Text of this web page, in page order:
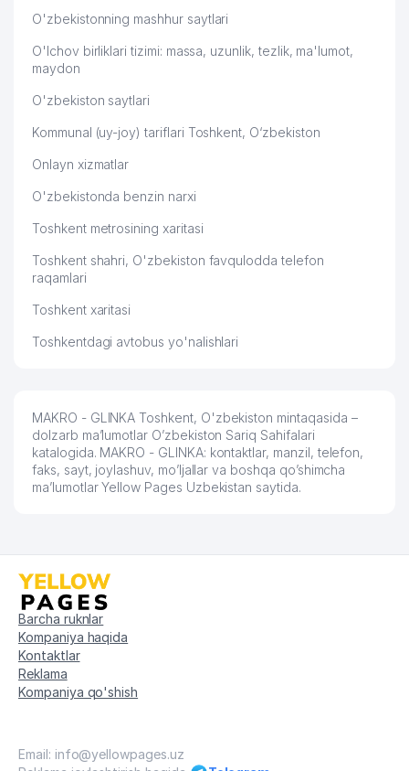
49 ATLANTIDA TRAVEL MChJ
50 ASIA SPECIAL TOURS MChJ 319 м
51 VALSTATEX MChJ
52 TIBBIY TEXNOLOGIYALAR MChJ
53 EURASIAN CARRIER MChJ
GLENGO TECHNOLOGY TICARET
55
TRUE ENGINEERING SUPERVISION
MChJ
327 м
56 INLINE SYSTEM MChJ
57 BASTION SYSTEM MChJ
59 ASTRAIA MANAGEMENT MChJ 339 м
60 UBI CONSULTING MChJ 339 м
61 LEGAL TOP MChJ
63 BS FLEDEX MChJ 342 м
64 BONA-FIDES ADVOKATLIK FIRMASI
65 MULTI TRANS TASHKENT MChJ
66
68 UBI CONSULTING MChJ
O'zbekistonning mashhur saytlari
O'lchov birliklari tizimi: massa, uzunlik, tezlik, ma'lumot,
maydon
O'zbekiston saytlari
Kommunal (uy-joy) tariflari Toshkent, O‘zbekiston
Onlayn xizmatlar
O'zbekistonda benzin narxi
Toshkent metrosining xaritasi
Toshkent shahri, O'zbekiston favqulodda telefon
raqamlari
Toshkent xaritasi
Toshkentdagi avtobus yo'nalishlari
MAKRO - GLINKA Toshkent, O'zbekiston mintaqasida –
dolzarb ma’lumotlar O’zbekiston Sariq Sahifalari
katalogida. MAKRO - GLINKA: kontaktlar, manzil, telefon,
faks, sayt, joylashuv, mo’ljallar va boshqa qo’shimcha
ma’lumotlar Yellow Pages Uzbekistan saytida.
Barcha ruknlar
Kompaniya haqida
Kontaktlar
Reklama
Kompaniya qo'shish
Email: info@yellowpages.uz